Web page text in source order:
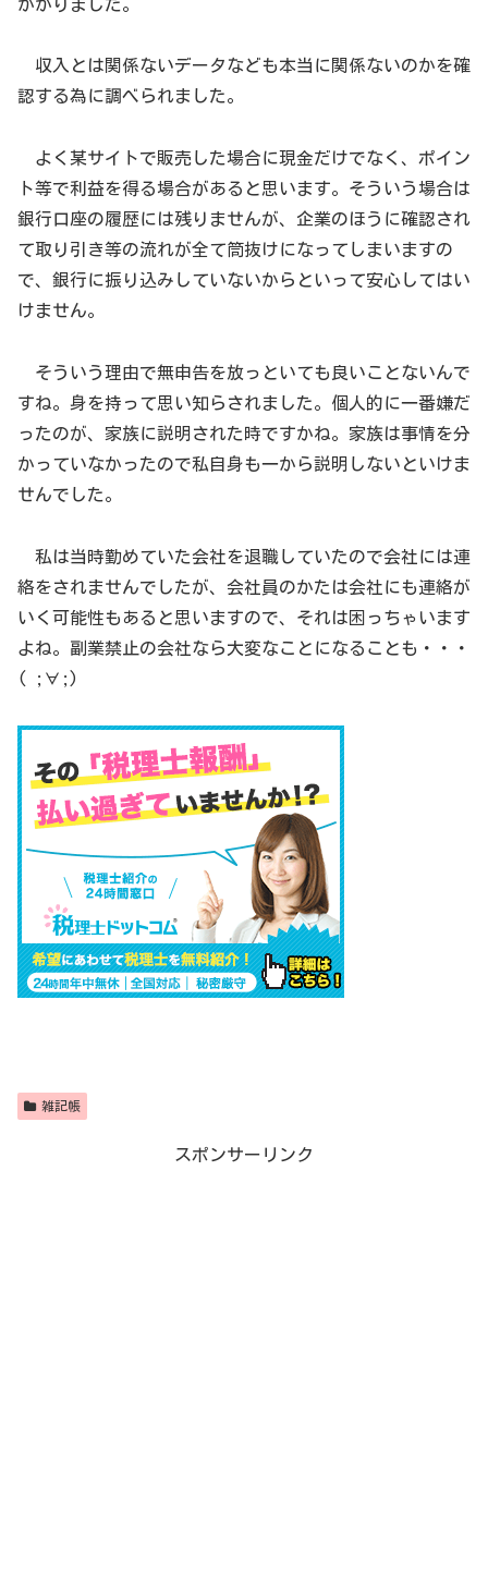
かかりました。
収入とは関係ないデータなども本当に関係ないのかを確
認する為に調べられました。
よく某サイトで販売した場合に現金だけでなく、ポイン
ト等で利益を得る場合があると思います。そういう場合は
銀行口座の履歴には残りませんが、企業のほうに確認され
て取り引き等の流れが全て筒抜けになってしまいますの
で、銀行に振り込みしていないからといって安心してはい
けません。
そういう理由で無申告を放っといても良いことないんで
すね。身を持って思い知らされました。個人的に一番嫌だ
ったのが、家族に説明された時ですかね。家族は事情を分
かっていなかったので私自身も一から説明しないといけま
せんでした。
私は当時勤めていた会社を退職していたので会社には連
絡をされませんでしたが、会社員のかたは会社にも連絡が
いく可能性もあると思いますので、それは困っちゃいます
よね。副業禁止の会社なら大変なことになることも・・・
( ;∀;)
雑記帳
スポンサーリンク